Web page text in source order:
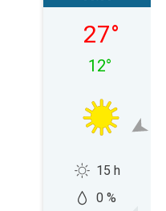
субота, 08.08
27°
12°
15 h
0 %